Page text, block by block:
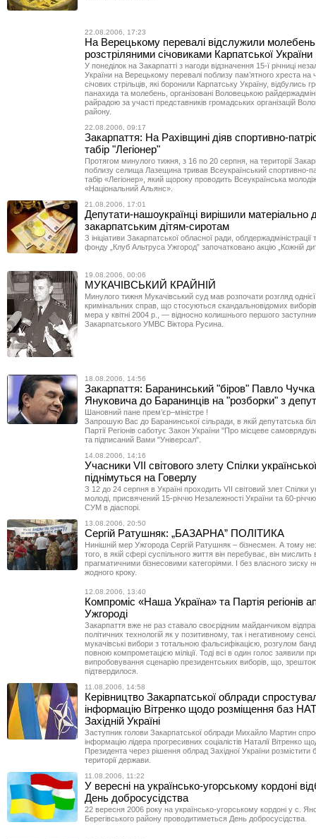
22.08.2006, 17:23
На Верецькому перевалі відслужили
розстріляними січовиками Карпатської України
У понеділок на Закарпатті з нагоди відзначення 15-ї річниці
України на Верецькому перевалі поблизу пам’ятного хреста на
січових стрільців, які боронили Карпатську Україну, відбулись
панахида та молебень, організовані Воловецькою
райрадою за участі представників громадських організацій
району.
22.08.2006, 09:17
Закарпаття: На Рахівщині діяв спортивно-
табір "Легіонер"
Протягом минулого тижня, з 16 по 20 серпня, на території
поблизу селища Лазещина тривав Всеукраїнський спортивно-
табір «Легіонер», який щороку проводить Всеукраїнська
«Національний Альянс».
21.08.2006, 17:01
Депутати-нашоукраїнці вирішили матеріально
закарпатським дітям-сиротам
З ініціативи Закарпатської обласної ради, облдержадміністрації
фонду „Клуб Альтруса Ужгород” започатковано акцію „Кожній
19.08.2006, 00:06
МУКАЧІВСЬКИЙ КРАЙНІЙ
Минулого тижня Мукачівський суд мав розпочати розгляд однієї
кримінальних справ, що стосуються скандальновідомих
мера у квітні 2004 р., — відносно колишнього першого
Закарпатського УМВС Віктора Русина.
18.08.2006, 14:56
Закарпаття: Баранинський "біров" Павло
Януковича до Баранинців на "розборки" з
Шановний пане прем’єр–міністре !
Запрошую Вас до Баранинської сільради, в якій депутатська
Партії Регіонів саботує Закон України "Про місцеве
та підписаний Вами "Універсал".
14.08.2006, 14:16
Учасники VII світового злету Спілки
піднімуться на Говерлу
З 12 до 24 серпня в Україні проходить VII світовий злет Спілки
молоді, присвячений 15-річчю Незалежності України та 60-
СУМ в діаспорі.
13.08.2006, 20:50
Сергій Ратушняк: „БАЗАРНА” ПОЛІТИКА
Нинішній мер Ужгорода Сергій Ратушняк – бізнесмен. А тому
того, в якій сфері суспільного життя він перебуває, він
прагматичними бізнесовими категоріями. І без власного зиску
жодного кроку.
12.08.2006, 13:40
Компромiс «Наша Україна» та Партія регіонів
Ужгороді
Закарпаття вже не раз ставало своєрідним майданчиком
політичних технологій як у позитивному, так і негативному
мукачівські вибори з тотальною фальсифікацією, розгулом
повною компрометацією міліції. Тоді всі в один голос заявили
випробовування сценарію президентських виборів, що,
підтвердилося.
11.08.2006, 14:58
Керівництво Закарпатської облради
інформацію Вітренко щодо розміщення баз
Західній Україні
Заступник голови Закарпатської облради Михайло Мартин
інформацію лідера прогресивних соціалістів Наталії Вітренко
Президента через рішення облрад Західної України
території держави.
11.08.2006, 11:22
У вересні на українсько-угорському кордоні
День добросусідства
22 вересня 2006 року на українсько-угорському кордоні у с.
Берегівського району проводитиметься День добросусідства.